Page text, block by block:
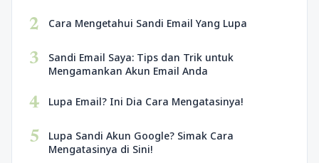
2 Cara Mengetahui Sandi Email Yang Lupa
3
Sandi Email Saya: Tips dan Trik untuk
Mengamankan Akun Email Anda
4 Lupa Email? Ini Dia Cara Mengatasinya!
5
Lupa Sandi Akun Google? Simak Cara
Mengatasinya di Sini!